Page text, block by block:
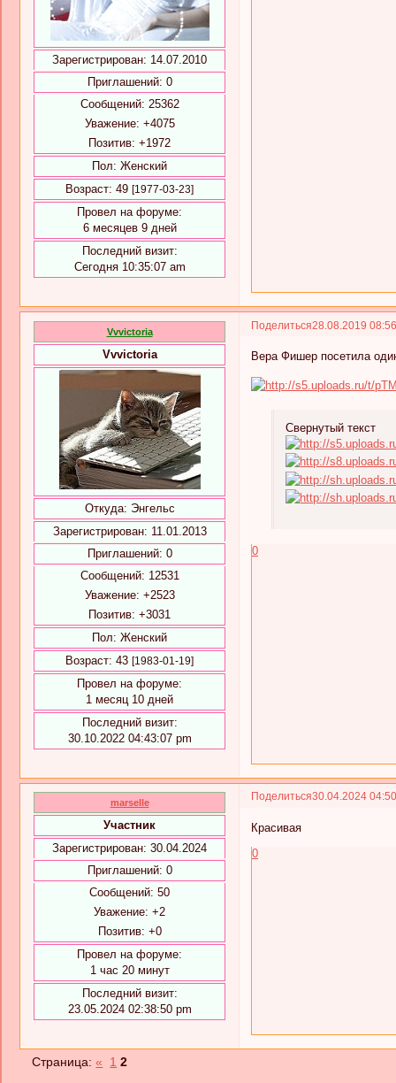
Зарегистрирован: 14.07.2010
Приглашений: 0
Сообщений: 25362
Уважение: +4075
Позитив: +1972
Пол: Женский
Возраст: 49 [1977-03-23]
Провел на форуме:
6 месяцев 9 дней
Последний визит:
Сегодня 10:35:07 am
Поделиться28.08.2019
Vvvictoria
Vvvictoria
Откуда: Энгельс
Зарегистрирован: 11.01.2013
Приглашений: 0
Сообщений: 12531
Уважение: +2523
Позитив: +3031
Пол: Женский
Возраст: 43 [1983-01-19]
Провел на форуме:
1 месяц 10 дней
Последний визит:
30.10.2022 04:43:07 pm
Вера Фишер посетила
Свернутый текст
0
Поделиться30.04.2024
marselle
Участник
Зарегистрирован: 30.04.2024
Приглашений: 0
Сообщений: 50
Уважение: +2
Позитив: +0
Провел на форуме:
1 час 20 минут
Последний визит:
23.05.2024 02:38:50 pm
Красивая
0
Страница:« 1 2